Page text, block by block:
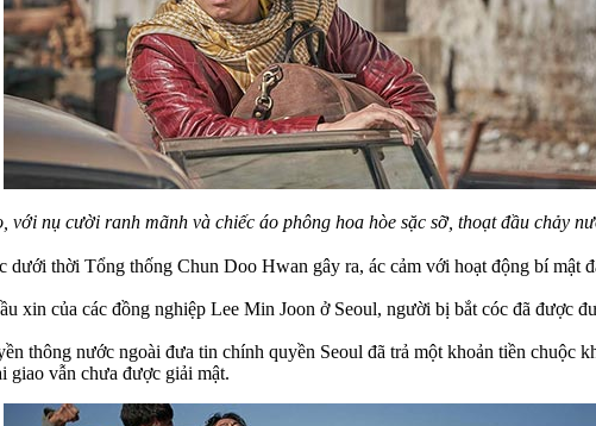
với nụ cười ranh mãnh và chiếc áo phông hoa hòe sặc sỡ, thoạt đầu chảy
thời Tổng thống Chun Doo Hwan gây ra, ác cảm với hoạt động bí mật
xin của các đồng nghiệp Lee Min Joon ở Seoul, người bị bắt cóc đã được
thông nước ngoài đưa tin chính quyền Seoul đã trả một khoản tiền chuộc
giao vẫn chưa được giải mật.